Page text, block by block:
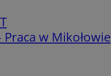
Praca w Mikołowie